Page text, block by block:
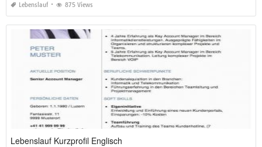
Lebenslauf 875 Views
Lebenslauf Kurzprofil Englisch